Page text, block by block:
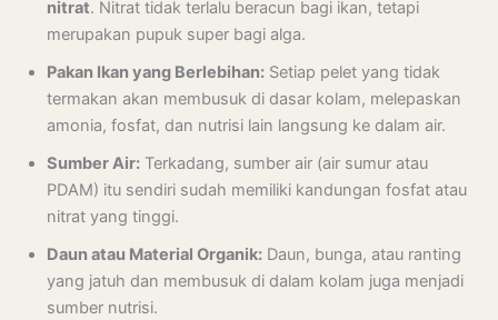
nitrat. Nitrat tidak terlalu beracun bagi ikan, tetapi
merupakan pupuk super bagi alga.
Pakan Ikan yang Berlebihan: Setiap pelet yang tidak
termakan akan membusuk di dasar kolam, melepaskan
amonia, fosfat, dan nutrisi lain langsung ke dalam air.
Sumber Air: Terkadang, sumber air (air sumur atau
PDAM) itu sendiri sudah memiliki kandungan fosfat atau
nitrat yang tinggi.
Daun atau Material Organik: Daun, bunga, atau ranting
yang jatuh dan membusuk di dalam kolam juga menjadi
sumber nutrisi.